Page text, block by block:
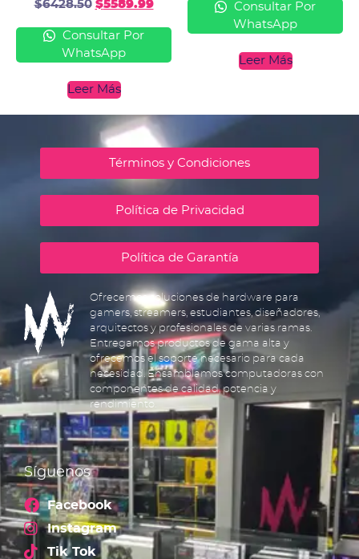
$6428.50 $5589.99
Consultar Por
WhatsApp
Leer Más
Consultar Por
WhatsApp
Leer Más
Términos y Condiciones
Política de Privacidad
Política de Garantía
Ofrecemos soluciones de hardware para
gamers, streamers, estudiantes, diseñadores,
arquitectos y profesionales de varias ramas.
Entregamos productos de gama alta y
ofrecemos el soporte necesario para cada
necesidad. Ensamblamos computadoras con
componentes de calidad, potencia y
rendimiento.
Síguenos
Facebook
Instagram
Tik Tok